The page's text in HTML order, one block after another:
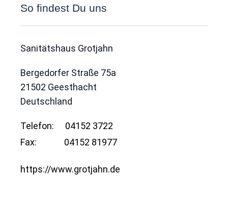
So findest Du uns
Sanitätshaus Grotjahn
Bergedorfer Straße 75a
21502 Geesthacht
Deutschland
Telefon:
04152 3722
Fax:
04152 81977
https://www.grotjahn.de